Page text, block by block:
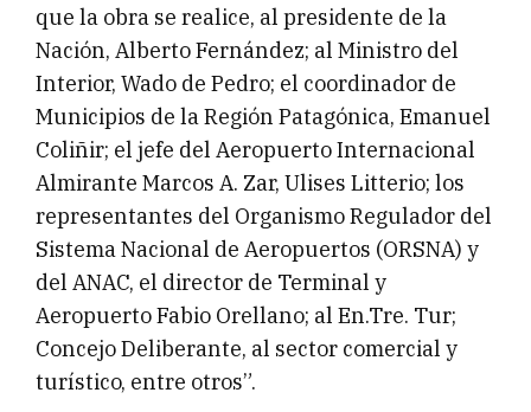
que la obra se realice, al presidente de la
Nación, Alberto Fernández; al Ministro del
Interior, Wado de Pedro; el coordinador de
Municipios de la Región Patagónica, Emanuel
Coliñir; el jefe del Aeropuerto Internacional
Almirante Marcos A. Zar, Ulises Litterio; los
representantes del Organismo Regulador del
Sistema Nacional de Aeropuertos (ORSNA) y
del ANAC, el director de Terminal y
Aeropuerto Fabio Orellano; al En.Tre. Tur;
Concejo Deliberante, al sector comercial y
turístico, entre otros”.